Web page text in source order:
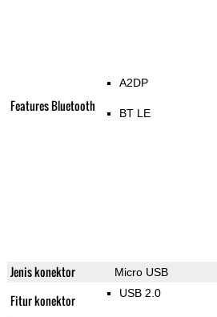
Features Bluetooth
A2DP
BT LE
Jenis konektor Micro USB
Fitur konektor USB 2.0